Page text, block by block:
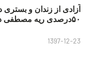
آزادی از زندان و بستری
۵۰درصدی ریه مصطفی دانشجو
1397-12-23